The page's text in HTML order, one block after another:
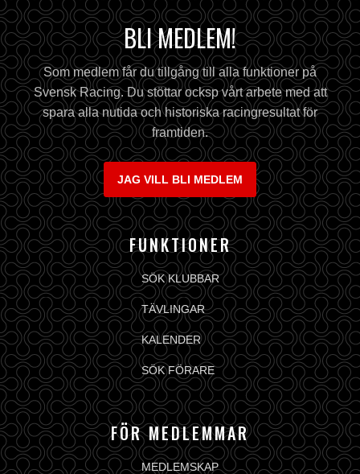
BLI MEDLEM!
Som medlem får du tillgång till alla funktioner på
Svensk Racing. Du stöttar ocksp vårt arbete med att
spara alla nutida och historiska racingresultat för
framtiden.
JAG VILL BLI MEDLEM
FUNKTIONER
SÖK KLUBBAR
TÄVLINGAR
KALENDER
SÖK FÖRARE
FÖR MEDLEMMAR
MEDLEMSKAP